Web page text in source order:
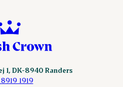
1, DK-8940 Randers
1919